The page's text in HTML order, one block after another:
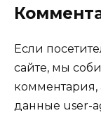
Если
сайте, мы
комментария,
данные user-